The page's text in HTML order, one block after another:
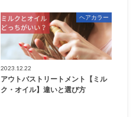
ヘアカラー
2023.12.22
アウトバストリートメント【ミル
ク・オイル】違いと選び方